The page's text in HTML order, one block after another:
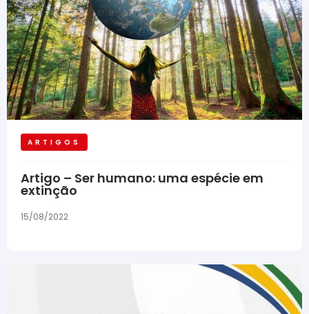
ARTIGOS
Artigo – Ser humano: uma espécie em
extinção
15/08/2022